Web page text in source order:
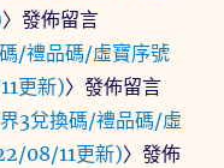
〉發佈留言
/禮品碼/虛寶序號
更新)〉發佈留言
3兌換碼/禮品碼/虛
08/11更新)〉發佈